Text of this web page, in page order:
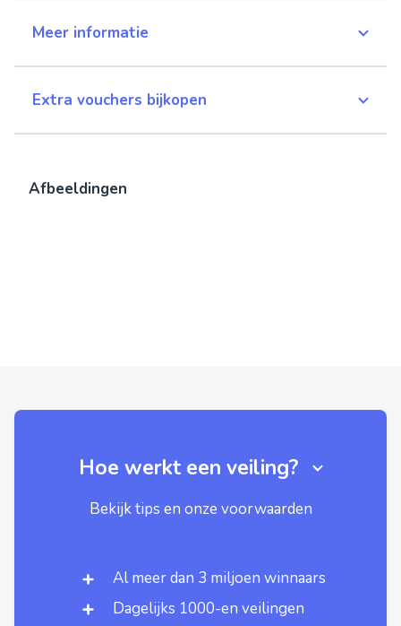
Meer informatie
Extra vouchers bijkopen
Afbeeldingen
Hoe werkt een veiling?
Bekijk tips en onze voorwaarden
Al meer dan 3 miljoen winnaars
Dagelijks 1000-en veilingen